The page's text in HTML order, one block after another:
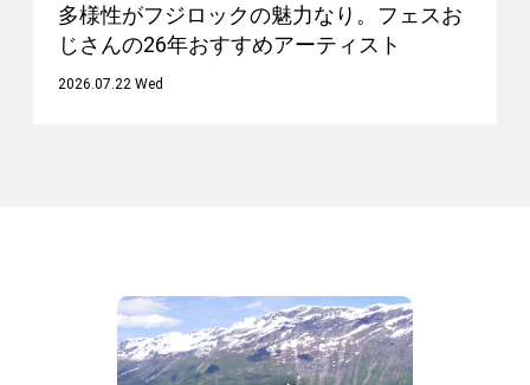
多様性がフジロックの魅力なり。フェスお
じさんの26年おすすめアーティスト
2026.07.22 Wed